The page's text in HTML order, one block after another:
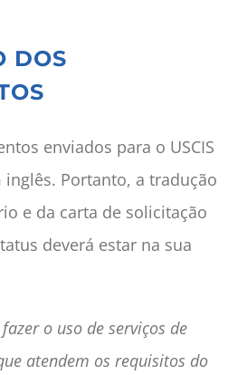
DOS
enviados para o USCIS
inglês. Portanto, a tradução
e da carta de solicitação
deverá estar na sua
o uso de serviços de
atendem os requisitos do